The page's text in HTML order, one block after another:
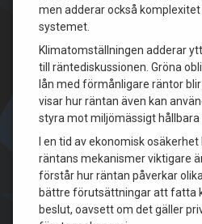
men adderar också
systemet.
Klimatomställningen adderar
till räntediskussionen. Gröna
lån med förmånligare räntor
visar hur räntan även kan
styra mot miljömässigt hållbara
I en tid av ekonomisk
räntans mekanismer viktigare
förstår hur räntan påverkar
bättre förutsättningar att fatta
beslut, oavsett om det gäller